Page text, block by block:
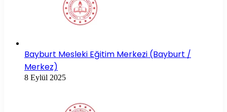
Bayburt Mesleki Eğitim Merkezi (Bayburt /
Merkez)
8 Eylül 2025